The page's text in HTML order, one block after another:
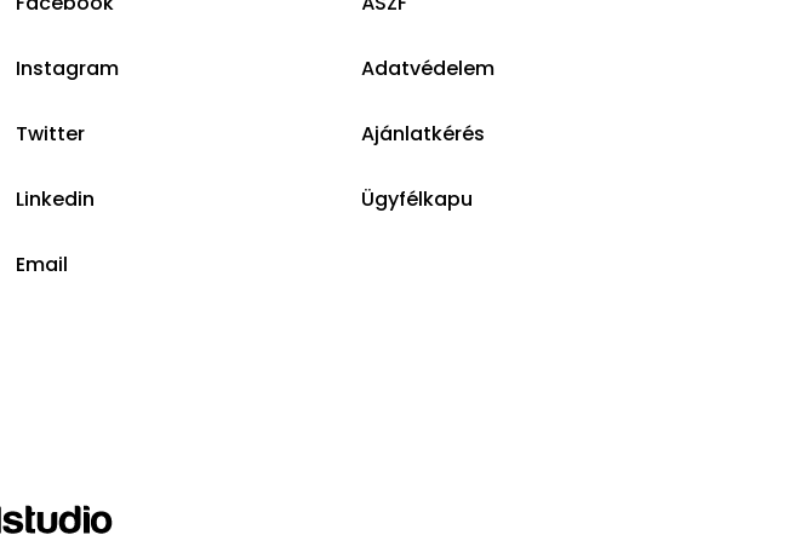
Instagram
Twitter
Linkedin
Email
Adatvédelem
Ajánlatkérés
Ügyfélkapu